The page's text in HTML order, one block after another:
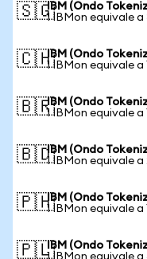
🇸🇬IBM (Ondo
1 IBMon equivale
🇨🇭IBM (Ondo
1 IBMon equivale a
🇧🇷IBM (Ondo
1 IBMon equivale a
🇧🇩IBM (Ondo
1 IBMon equivale a
🇵🇭IBM (Ondo
1 IBMon equivale
🇵🇱IBM (Ondo
1 IBMon equivale a